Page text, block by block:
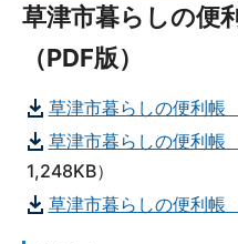
草津市暮らしの
（PDF版）
草津市暮らしの便利
草津市暮らしの便利
1,248KB）
草津市暮らしの便利